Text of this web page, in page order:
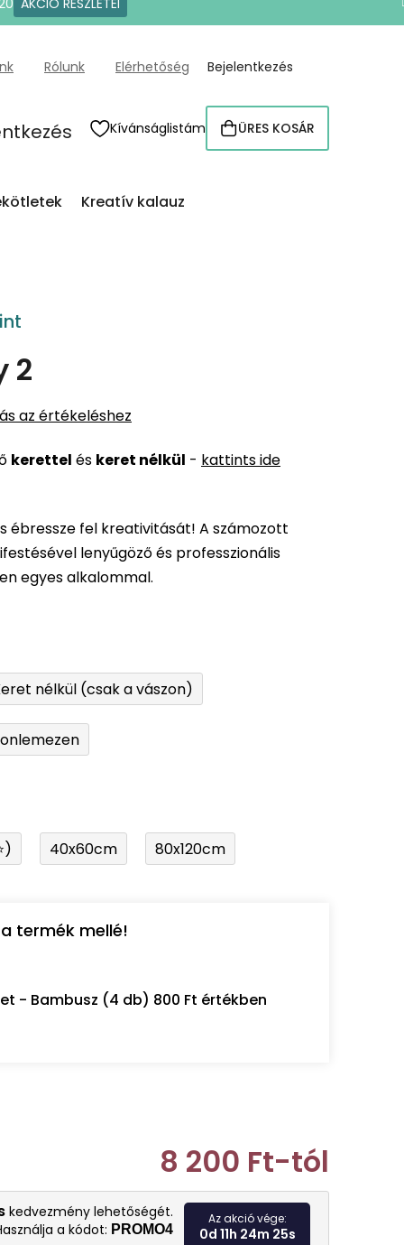
AKCIÓ RÉSZLETEI
Rólunk Elérhetőség Bejelentkezés
Kívánságlistám KOSÁR
ÜRES KOSÁR
Kreatív kalauz
2
az értékeléshez
kerettel és keret nélkül - kattints ide
ébressze fel kreativitását! A számozott
lenyűgöző és professzionális
egyes alkalommal.
nélkül (csak a vászon)
40x60cm 80x120cm
termék mellé!
- Bambusz (4 db) 800 Ft értékben
8 200 Ft-tól
Egységár:
kedvezmény lehetőségét.
a kódot: PROMO4
Az akció vége:
0d 11h 24m 24s